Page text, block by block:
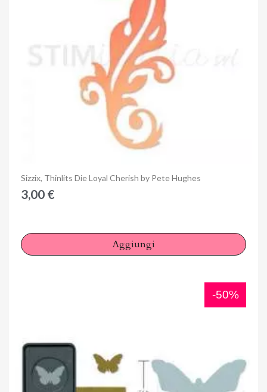
Anteprima
Sizzix, Thinlits Die Loyal Cherish by Pete Hughes
3,00 €
Aggiungi
-50%